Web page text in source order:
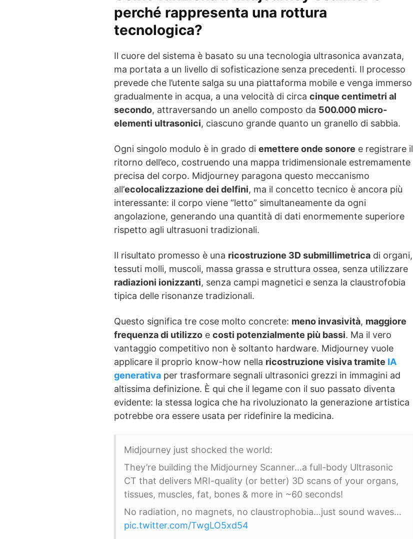
perché rappresenta una rottura
tecnologica?
Il cuore del sistema è basato su una tecnologia ultrasonica avanzata,
ma portata a un livello di sofisticazione senza precedenti. Il processo
prevede che l’utente salga su una piattaforma mobile e venga immerso
gradualmente in acqua, a una velocità di circa cinque centimetri al
secondo, attraversando un anello composto da 500.000 micro-
elementi ultrasonici, ciascuno grande quanto un granello di sabbia.
Ogni singolo modulo è in grado di emettere onde sonore e registrare il
ritorno dell’eco, costruendo una mappa tridimensionale estremamente
precisa del corpo. Midjourney paragona questo meccanismo
all’ecolocalizzazione dei delfini, ma il concetto tecnico è ancora più
interessante: il corpo viene “letto” simultaneamente da ogni
angolazione, generando una quantità di dati enormemente superiore
rispetto agli ultrasuoni tradizionali.
Il risultato promesso è una ricostruzione 3D submillimetrica di organi,
tessuti molli, muscoli, massa grassa e struttura ossea, senza utilizzare
radiazioni ionizzanti, senza campi magnetici e senza la claustrofobia
tipica delle risonanze tradizionali.
Questo significa tre cose molto concrete: meno invasività, maggiore
frequenza di utilizzo e costi potenzialmente più bassi. Ma il vero
vantaggio competitivo non è soltanto hardware. Midjourney vuole
applicare il proprio know-how nella ricostruzione visiva tramite IA
generativa per trasformare segnali ultrasonici grezzi in immagini ad
altissima definizione. È qui che il legame con il suo passato diventa
evidente: la stessa logica che ha rivoluzionato la generazione artistica
potrebbe ora essere usata per ridefinire la medicina.
Midjourney just shocked the world:
They’re building the Midjourney Scanner…a full-body Ultrasonic
CT that delivers MRI-quality (or better) 3D scans of your organs,
tissues, muscles, fat, bones & more in ~60 seconds!
No radiation, no magnets, no claustrophobia…just sound waves…
pic.twitter.com/TwgLO5xd54